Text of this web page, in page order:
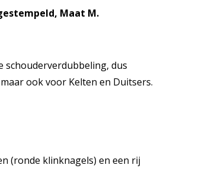
Maat M.
schouderverdubbeling, dus
ook voor Kelten en Duitsers.
(ronde klinknagels) en een rij